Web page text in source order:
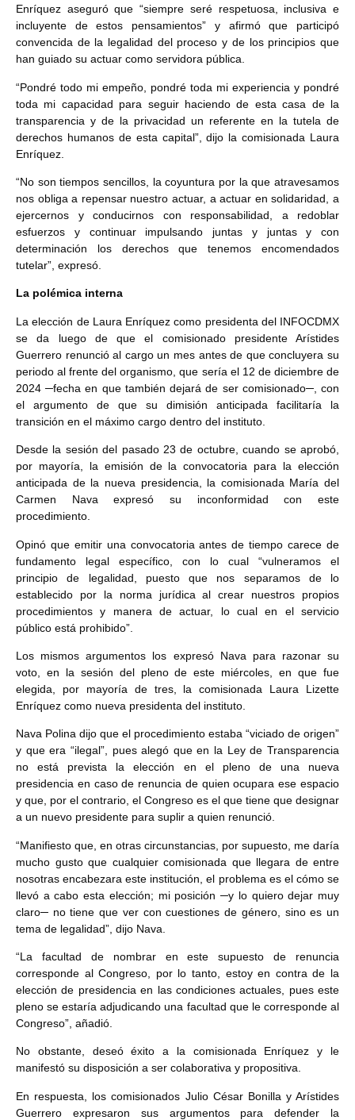
Enríquez aseguró que “siempre seré respetuosa, inclusiva e
incluyente de estos pensamientos” y afirmó que participó
convencida de la legalidad del proceso y de los principios que
han guiado su actuar como servidora pública.
“Pondré todo mi empeño, pondré toda mi experiencia y pondré
toda mi capacidad para seguir haciendo de esta casa de la
transparencia y de la privacidad un referente en la tutela de
derechos humanos de esta capital”, dijo la comisionada Laura
Enríquez.
“No son tiempos sencillos, la coyuntura por la que atravesamos
nos obliga a repensar nuestro actuar, a actuar en solidaridad, a
ejercernos y conducirnos con responsabilidad, a redoblar
esfuerzos y continuar impulsando juntas y juntas y con
determinación los derechos que tenemos encomendados
tutelar”, expresó.
La polémica interna
La elección de Laura Enríquez como presidenta del INFOCDMX
se da luego de que el comisionado presidente Arístides
Guerrero renunció al cargo un mes antes de que concluyera su
periodo al frente del organismo, que sería el 12 de diciembre de
2024 ─fecha en que también dejará de ser comisionado─, con
el argumento de que su dimisión anticipada facilitaría la
transición en el máximo cargo dentro del instituto.
Desde la sesión del pasado 23 de octubre, cuando se aprobó,
por mayoría, la emisión de la convocatoria para la elección
anticipada de la nueva presidencia, la comisionada María del
Carmen Nava expresó su inconformidad con este
procedimiento.
Opinó que emitir una convocatoria antes de tiempo carece de
fundamento legal específico, con lo cual “vulneramos el
principio de legalidad, puesto que nos separamos de lo
establecido por la norma jurídica al crear nuestros propios
procedimientos y manera de actuar, lo cual en el servicio
público está prohibido”.
Los mismos argumentos los expresó Nava para razonar su
voto, en la sesión del pleno de este miércoles, en que fue
elegida, por mayoría de tres, la comisionada Laura Lizette
Enríquez como nueva presidenta del instituto.
Nava Polina dijo que el procedimiento estaba “viciado de origen”
y que era “ilegal”, pues alegó que en la Ley de Transparencia
no está prevista la elección en el pleno de una nueva
presidencia en caso de renuncia de quien ocupara ese espacio
y que, por el contrario, el Congreso es el que tiene que designar
a un nuevo presidente para suplir a quien renunció.
“Manifiesto que, en otras circunstancias, por supuesto, me daría
mucho gusto que cualquier comisionada que llegara de entre
nosotras encabezara este institución, el problema es el cómo se
llevó a cabo esta elección; mi posición ─y lo quiero dejar muy
claro─ no tiene que ver con cuestiones de género, sino es un
tema de legalidad”, dijo Nava.
“La facultad de nombrar en este supuesto de renuncia
corresponde al Congreso, por lo tanto, estoy en contra de la
elección de presidencia en las condiciones actuales, pues este
pleno se estaría adjudicando una facultad que le corresponde al
Congreso”, añadió.
No obstante, deseó éxito a la comisionada Enríquez y le
manifestó su disposición a ser colaborativa y propositiva.
En respuesta, los comisionados Julio César Bonilla y Arístides
Guerrero expresaron sus argumentos para defender la